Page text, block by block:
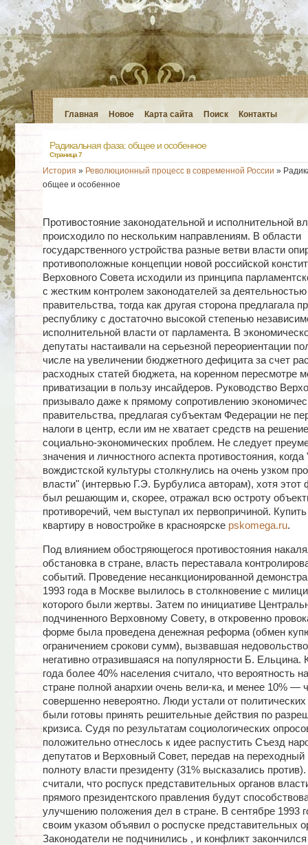
Главная Новое Карта сайта Поиск Контакты
Радикальная фаза: общее и особенное
Страница 7
История » Революционный процесс в современной России »
общее и особенное
Противостояние законодательной и исполнительной
происходило по нескольким направлениям. В области
государственного устройства разные ветви власти
противоположные концепции новой российской
Верховного Совета исходили из принципа
с жестким контролем законодателей за деятельностью
правительства, тогда как другая сторона предлагала
республику с достаточно высокой степенью
исполнительной власти от парламента. В
депутаты настаивали на серьезной переориентации
числе на увеличении бюджетного дефицита за счет
расходных статей бюджета, на коренном пересмотре
приватизации в пользу инсайдеров. Руководство
призывало даже к прямому сопротивлению
правительства, предлагая субъектам Федерации не
налоги в центр, если им не хватает средств на
социально-экономических проблем. Не следует
значения и личностного аспекта противостояния, когда
вождистской культуры столкнулись на очень узком
власти" (интервью Г.Э. Бурбулиса авторам), хотя этот
был решающим и, скорее, отражал всю остроту
противоречий, чем выступал их первопричиной.
квартиру в новостройке в красноярске pskomega.ru.
Под влиянием обостряющегося противостояния
обстановка в стране, власть переставала
событий. Проведение несанкционированной
1993 года в Москве вылилось в столкновение с
которого были жертвы. Затем по инициативе
подчиненного Верховному Совету, в откровенно
форме была проведена денежная реформа (обмен
ограничением срокови сумм), вызвавшая
негативно отразившаяся на популярности Б. Ельцина.
года более 40% населения считало, что вероятность
стране полной анархии очень вели-ка, и менее 10% —
совершенно невероятно. Люди устали от
были готовы принять решительные действия по
кризиса. Судя по результатам социологических
положительно отнеслось к идее распустить Съезд
депутатов и Верховный Совет, передав на
полноту власти президенту (31% высказались
считали, что роспуск представительных органов
прямого президентского правления будут
улучшению положения дел в стране. В сентябре 1993
своим указом объявил о роспуске представительных
Законодатели не подчинились , и конфликт